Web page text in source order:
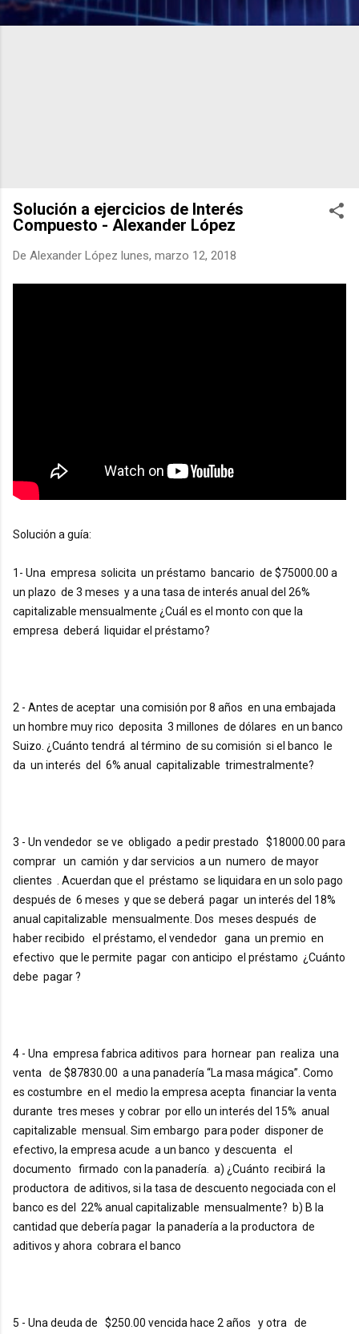
Solución a ejercicios de Interés
Compuesto - Alexander López
De Alexander López lunes, marzo 12, 2018
Solución a guía:
1- Una  empresa  solicita  un préstamo  bancario  de $75000.00 a
un plazo  de 3 meses  y a una tasa de interés anual del 26%
capitalizable mensualmente ¿Cuál es el monto con que la
empresa  deberá  liquidar el préstamo?
2 - Antes de aceptar  una comisión por 8 años  en una embajada
un hombre muy rico  deposita  3 millones  de dólares  en un banco
Suizo. ¿Cuánto tendrá  al término  de su comisión  si el banco  le
da  un interés  del  6% anual  capitalizable  trimestralmente?
3 - Un vendedor  se ve  obligado  a pedir prestado   $18000.00 para
comprar   un  camión  y dar servicios  a un  numero  de mayor
clientes  . Acuerdan que el  préstamo  se liquidara en un solo pago
después de  6 meses  y que se deberá  pagar  un interés del 18%
anual capitalizable  mensualmente. Dos  meses después  de
haber recibido   el préstamo, el vendedor   gana  un premio  en
efectivo  que le permite  pagar  con anticipo  el préstamo  ¿Cuánto
debe  pagar ?
4 - Una  empresa fabrica aditivos  para  hornear  pan  realiza  una
venta   de $87830.00  a una panadería “La masa mágica”. Como
es costumbre  en el  medio la empresa acepta  financiar la venta
durante  tres meses  y cobrar  por ello un interés del 15%  anual
capitalizable  mensual. Sim embargo  para poder  disponer de
efectivo, la empresa acude  a un banco  y descuenta   el
documento   firmado  con la panadería.  a) ¿Cuánto  recibirá  la
productora  de aditivos, si la tasa de descuento negociada con el
banco es del  22% anual capitalizable  mensualmente?  b) B la
cantidad que debería pagar  la panadería a la productora  de
aditivos y ahora  cobrara el banco
5 - Una deuda de   $250.00 vencida hace 2 años   y otra   de